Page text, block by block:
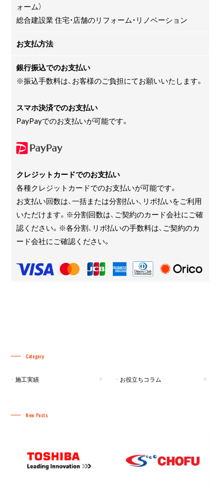
ォーム）
総合建設業 住宅・店舗のリフォーム・リノベーション
お支払方法
銀行振込でのお支払い
※振込手数料は、お客様のご負担にてお願いいたします。
スマホ決済でのお支払い
PayPayでのお支払いが可能です。
クレジットカードでのお支払い
各種クレジットカードでのお支払いが可能です。
お支払い回数は、一括または分割払い、リボ払いをご利用
いただけます。※分割回数は、ご契約のカード会社にご確
認ください。※各分割、リボ払いの手数料は、ご契約のカ
ード会社にご確認ください。
Category
施工実績 お役立ちコラム
New Posts